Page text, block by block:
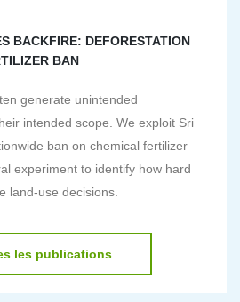
BACKFIRE: DEFORESTATION
BAN
generate unintended
intended scope. We exploit Sri
ban on chemical fertilizer
experiment to identify how hard
land-use decisions.
les publications